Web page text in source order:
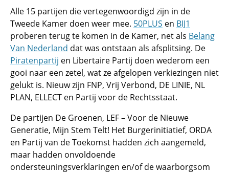
Alle 15 partijen die vertegenwoordigd zijn in de
Tweede Kamer doen weer mee. 50PLUS en BIJ1
proberen terug te komen in de Kamer, net als Belang
Van Nederland dat was ontstaan als afsplitsing. De
Piratenpartij en Libertaire Partij doen wederom een
gooi naar een zetel, wat ze afgelopen verkiezingen niet
gelukt is. Nieuw zijn FNP, Vrij Verbond, DE LINIE, NL
PLAN, ELLECT en Partij voor de Rechtsstaat.
De partijen De Groenen, LEF – Voor de Nieuwe
Generatie, Mijn Stem Telt! Het Burgerinitiatief, ORDA
en Partij van de Toekomst hadden zich aangemeld,
maar hadden onvoldoende
ondersteuningsverklaringen en/of de waarborgsom